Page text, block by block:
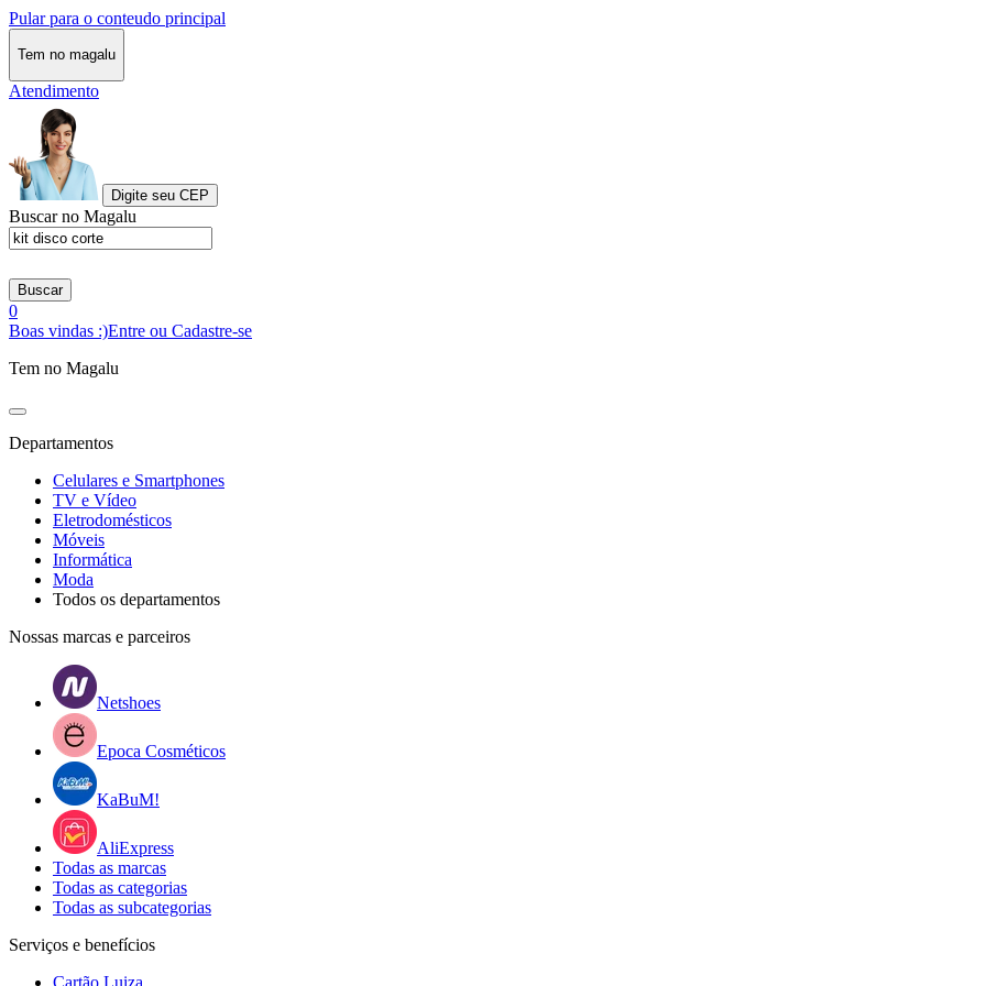
Pular para o conteudo principal
Tem no magalu
Atendimento
Digite seu CEP
Buscar no Magalu
Buscar
0
Boas vindas :)Entre ou Cadastre-se
Tem no Magalu
Departamentos
Celulares e Smartphones
TV e Vídeo
Eletrodomésticos
Móveis
Informática
Moda
Todos os departamentos
Nossas marcas e parceiros
Netshoes
Epoca Cosméticos
KaBuM!
AliExpress
Todas as marcas
Todas as categorias
Todas as subcategorias
Serviços e benefícios
Cartão Luiza